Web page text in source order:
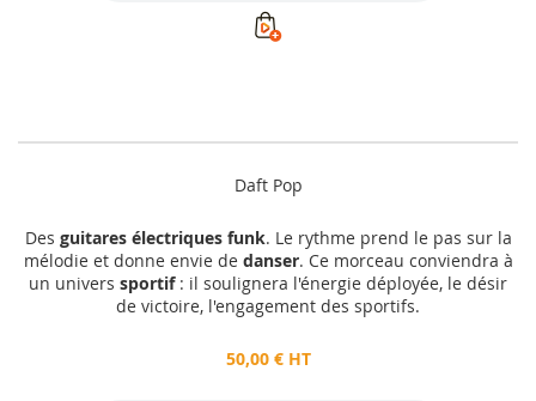
Daft Pop
Des guitares électriques funk. Le rythme prend le pas sur la
mélodie et donne envie de danser. Ce morceau conviendra à
un univers sportif: il soulignera l'énergie déployée, le désir
de victoire, l'engagement des sportifs.
50,00 € HT